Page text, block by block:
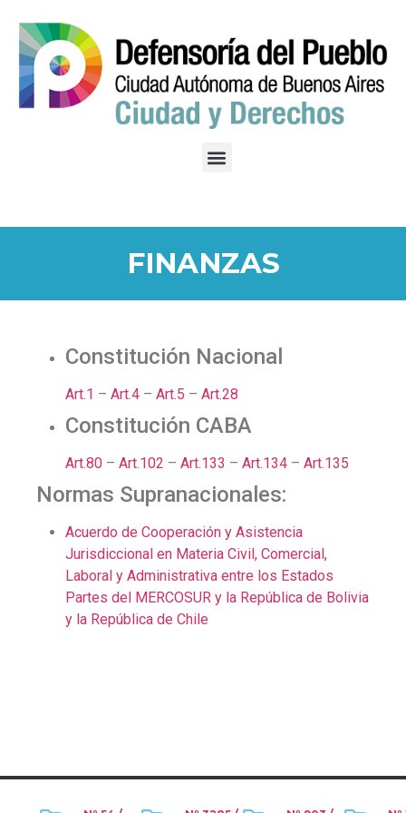
FINANZAS
Constitución Nacional
Art.1 – Art.4 – Art.5 – Art.28
Constitución CABA
Art.80 – Art.102 – Art.133 – Art.134 – Art.135
Normas Supranacionales:
Acuerdo de Cooperación y Asistencia
Jurisdiccional en Materia Civil, Comercial,
Laboral y Administrativa entre los Estados
Partes del MERCOSUR y la República de Bolivia
y la República de Chile